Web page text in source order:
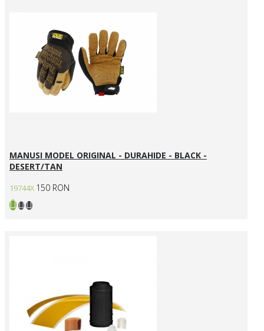
MANUSI MODEL ORIGINAL - DURAHIDE - BLACK -
DESERT/TAN
19744X 150 RON